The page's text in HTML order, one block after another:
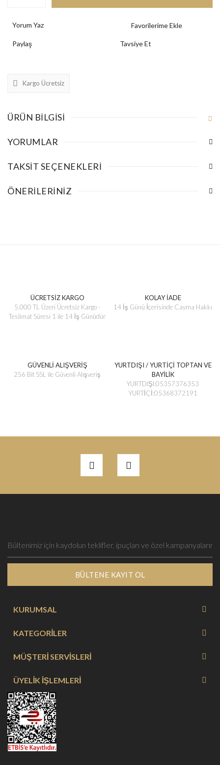
Yorum Yaz
Paylaş Tavsiye Et
Kargo Ücretsiz
ÜRÜN BILGISI
YORUMLAR
TAKSIT SEÇENEKLERI
ÖNERILERINIZ
ÜCRETSİZ KARGO
5.000 TL Üzeri Ücretsiz Kargo -
Teslimat Süresi 1 ile 14 İş Günüdür
KOLAY İADE
14 İş Günü İçerisinde Cayma Hakkı
GÜVENLİ ALIŞVERİŞ
256 Bit SSL ile Güvenli Alışveriş
YURTDIŞI / YURTİÇİ TOPTAN VE
BAYİLİK
YURTDIŞI:05357376353
YURTİÇİ:05368372191
BÜLTENE KAYIT OL
KURUMSAL
KATEGORİLER
MÜŞTERİ SERVİSLERİ
ÜYELİK İŞLEMLERİ